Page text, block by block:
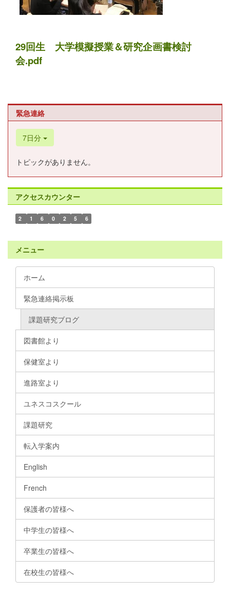
29回生 大学模擬授業＆研究企画書検討
会.pdf
緊急連絡
7日分
トピックがありません。
アクセスカウンター
2 1 6 0 2 5 6
メニュー
ホーム
緊急連絡掲示板
課題研究ブログ
図書館より
保健室より
進路室より
ユネスコスクール
課題研究
転入学案内
English
French
保護者の皆様へ
中学生の皆様へ
卒業生の皆様へ
在校生の皆様へ